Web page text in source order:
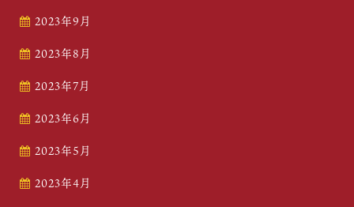
2023年9月
2023年8月
2023年7月
2023年6月
2023年5月
2023年4月